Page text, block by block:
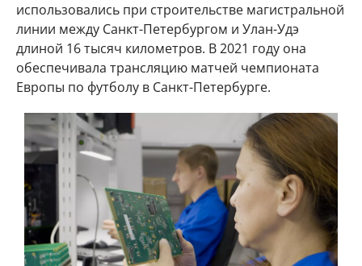
использовались при строительстве магистральной
линии между Санкт-Петербургом и Улан-Удэ
длиной 16 тысяч километров. В 2021 году она
обеспечивала трансляцию матчей чемпионата
Европы по футболу в Санкт-Петербурге.